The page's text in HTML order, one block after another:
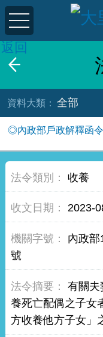
返回
全部
◎內政部戶政解釋函
收養
2023-
內政
號
有關夫
養死亡配偶之子女
方收養他方子女」